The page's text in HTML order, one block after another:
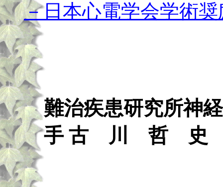
－日本心電学会学術
難治疾患研究所神
手 古 川 哲 史